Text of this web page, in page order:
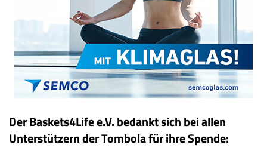
Der Baskets4Life e.V. bedankt sich bei allen
Unterstützern der Tombola für ihre Spende: